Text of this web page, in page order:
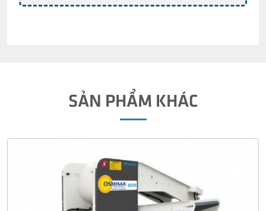
SẢN PHẨM KHÁC